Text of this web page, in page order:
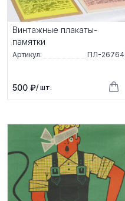
Винтажные плакаты-
памятки
Артикул: ПЛ-26764
500 ₽/ шт.